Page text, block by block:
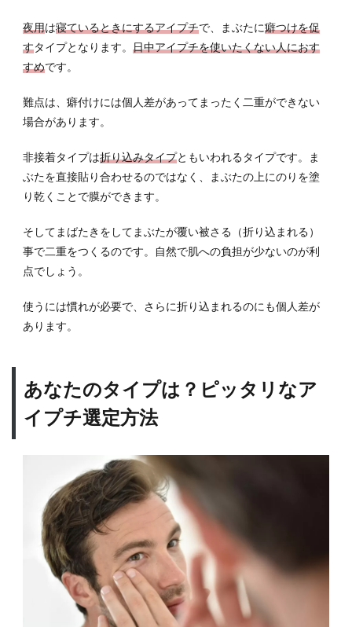
5.2
アイ
プチ
ケア
方法
色々
ある
二重
6.1
大人
囲気
の平
行型
ルな
雰囲
気な
6.3
優し
い雰
囲気
な奥
二重
型
夜用は寝ているときにするアイプチで、まぶたに癖つけを促
すタイプとなります。 日中アイプチを使いたくない人におす
すめです。
難点は、癖付けには個人差があってまったく二重ができない
場合があります。
非接着タイプは折り込みタイプともいわれるタイプです。ま
ぶたを直接貼り合わせるのではなく、まぶたの上にのりを塗
り乾くことで膜ができます。
そしてまばたきをしてまぶたが覆い被さる（折り込まれる）
事で二重をつくるのです。自然で肌への負担が少ないのが利
点でしょう。
使うには慣れが必要で、さらに折り込まれるのにも個人差が
あります。
あなたのタイプは？ピッタリなア
イプチ選定方法